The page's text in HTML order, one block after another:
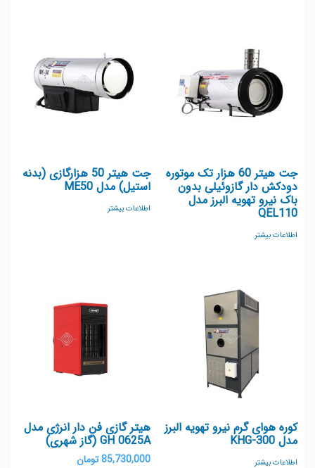
جت هیتر 60 هزار تک موتوره
دودکش دار گازوئیلی بدون
باک نیرو تهویه البرز مدل
QEL110
اطلاعات بیشتر
جت هیتر 50 هزارگازی (بدنه
استیل) مدل ME50
اطلاعات بیشتر
کوره هوای گرم نیرو تهویه البرز
مدل KHG-300
اطلاعات بیشتر
هیتر گازی فن دار انرژی مدل
GH 0625A (گاز شهری)
85,730,000تومان